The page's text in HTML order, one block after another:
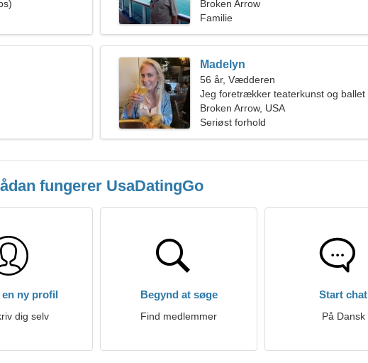
Broken Arrow
Familie
Madelyn
56 år, Vædderen
Jeg foretrækker teaterkunst og ballet
Broken Arrow, USA
Seriøst forhold
fungerer UsaDatingGo
ny profil
dig selv
Begynd at søge
Find medlemmer
Start chat
På Dansk